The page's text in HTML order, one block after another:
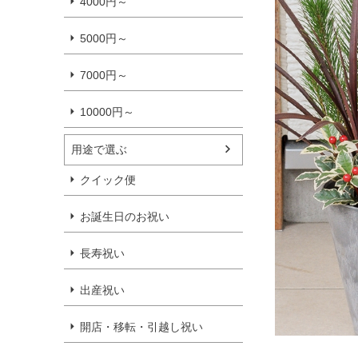
5000円～
7000円～
10000円～
用途で選ぶ
クイック便
お誕生日のお祝い
長寿祝い
出産祝い
開店・移転・引越し祝い